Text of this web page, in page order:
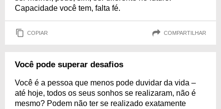
Capacidade você tem, falta fé.
COPIAR COMPARTILHAR
Você pode superar desafios
Você é a pessoa que menos pode duvidar da vida –
até hoje, todos os seus sonhos se realizaram, não é
mesmo? Podem não ter se realizado exatamente